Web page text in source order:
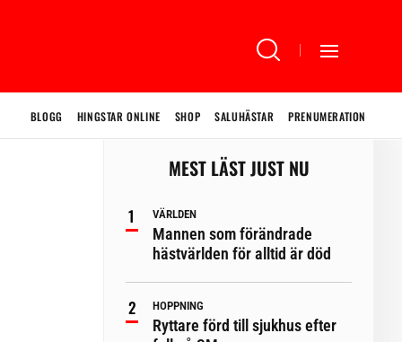
BLOGG HINGSTAR ONLINE SHOP SALUHÄSTAR PRENUMERATION
MEST LÄST JUST NU
VÄRLDEN
Mannen som förändrade
hästvärlden för alltid är död
HOPPNING
Ryttare förd till sjukhus efter